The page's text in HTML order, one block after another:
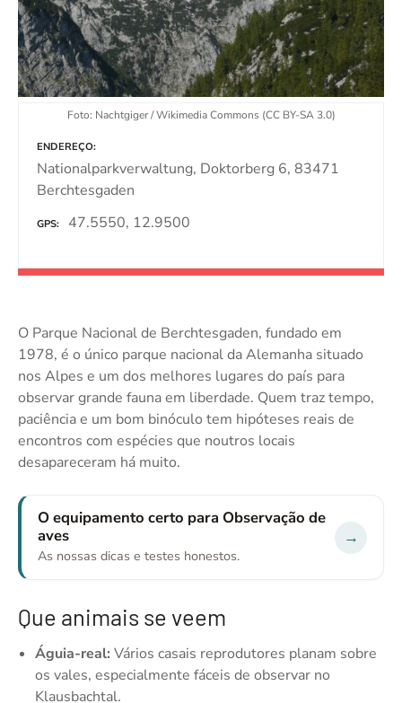
Foto: Nachtgiger / Wikimedia Commons (CC BY-SA 3.0)
ENDEREÇO
Nationalparkverwaltung, Doktorberg 6, 83471
Berchtesgaden
GPS 47.5550, 12.9500
O Parque Nacional de Berchtesgaden, fundado em
1978, é o único parque nacional da Alemanha situado
nos Alpes e um dos melhores lugares do país para
observar grande fauna em liberdade. Quem traz tempo,
paciência e um bom binóculo tem hipóteses reais de
encontros com espécies que noutros locais
desapareceram há muito.
O equipamento certo para Observação de
aves
As nossas dicas e testes honestos.
→
Que animais se veem
Águia-real: Vários casais reprodutores planam sobre
os vales, especialmente fáceis de observar no
Klausbachtal.